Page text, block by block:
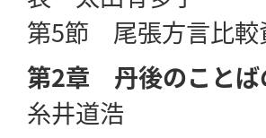
第5節 尾張方言比較
第2章 丹後のことば
糸井道浩